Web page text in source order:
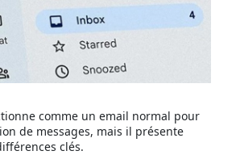
comme un email normal pour
de messages, mais il présente
clés.